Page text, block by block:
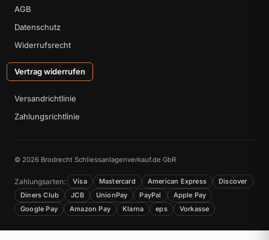
AGB
Datenschutz
Widerrufsrecht
Vertrag widerrufen
Versandrichtlinie
Zahlungsrichtlinie
© 2026 Brodrecht Schliessanlagenverkauf.de GbR
Zahlungsarten: Visa Mastercard American Express
Discover
Diners Club
JCB UnionPay PayPal
Apple Pay
Google Pay
Amazon Pay Klarna eps Vorkasse